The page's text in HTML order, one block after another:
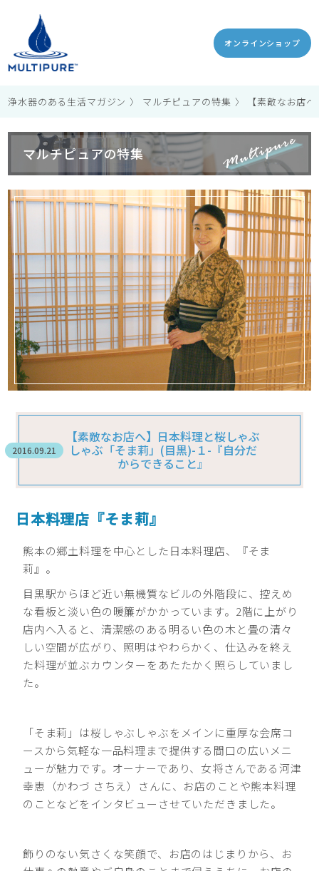
オンラインショップ
浄水器のある生活マガジン マルチピュアの特集 【素敵なお店
マルチピュアの特集
【素敵なお店へ】日本料理と桜しゃぶ
しゃぶ「そま莉」(目黒)-１-『自分だ
からできること』
2016.09.21
日本料理店『そま莉』
熊本の郷土料理を中心とした日本料理店、『そま
莉』。
目黒駅からほど近い無機質なビルの外階段に、控えめ
な看板と淡い色の暖簾がかかっています。2階に上がり
店内へ入ると、清潔感のある明るい色の木と畳の清々
しい空間が広がり、照明はやわらかく、仕込みを終え
た料理が並ぶカウンターをあたたかく照らしていまし
た。
「そま莉」は桜しゃぶしゃぶをメインに重厚な会席コ
ースから気軽な一品料理まで提供する間口の広いメニ
ューが魅力です。オーナーであり、女将さんである河津
幸恵（かわづ さちえ）さんに、お店のことや熊本料理
のことなどをインタビューさせていただきました。
飾りのない気さくな笑顔で、お店のはじまりから、お